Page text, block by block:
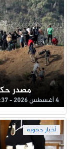
مصدر
4 أغسطس 2026 - 11:37
أخبار جهوية